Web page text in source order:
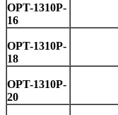
OPT-1310P-
16
OPT-1310P-
18
OPT-1310P-
20